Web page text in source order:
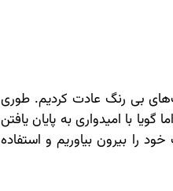
بی رنگ عادت کردیم. طوری
با امیدواری به پایان یافتن
را بیرون بیاوریم و استفاده